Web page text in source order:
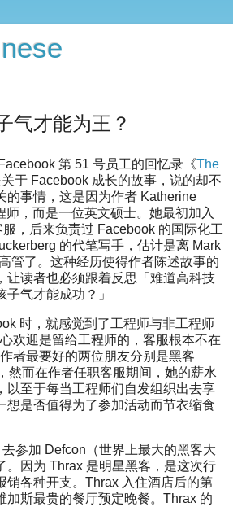
气才能为王？
第 51 号员工的回忆录《The
于 Facebook 成长的故事，说的却不
的事情，这是因为作者 Katherine
师，而是一位英文硕士。她最初加入
，后来负责过 Facebook 的国际化工
的代笔写手，估计是离 Mark
管了。这种经历使得作者陈述故事的
让读者也必须跟着反思「难道高科技
气才能成功？」
时，就感觉到了工程师与非工程师
欢迎是留给工程师的，客服根本不在
者最要好的两位朋友分别是黑客
然而在作者任职客服期间，她的薪水
以至于每当工程师们自发组织出去享
想是否值得为了参加活动而节衣缩食
参加 Defcon（世界上最大的黑客大
。因为 Thrax 是明星黑客，是这次行
销各种开支。Thrax 入住酒店后的第
加斯最贵的餐厅预定晚餐。Thrax 的